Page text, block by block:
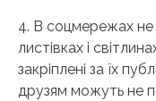
4. В соцмережах не
листівках і
закріплені за їх
друзям можуть не